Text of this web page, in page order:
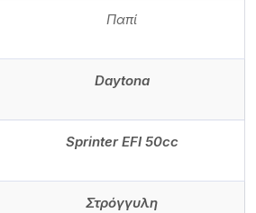
Παπί
Daytona
Sprinter EFI 50cc
Στρόγγυλη